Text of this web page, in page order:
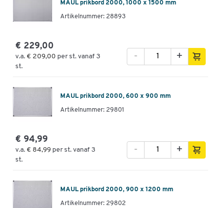
MAUL prikbord 2000, 1000 x 1500 mm
Artikelnummer: 28893
€ 229,00
v.a. € 209,00 per st. vanaf 3
st.
+
-
MAUL prikbord 2000, 600 x 900 mm
Artikelnummer: 29801
€ 94,99
v.a. € 84,99 per st. vanaf 3
st.
+
-
MAUL prikbord 2000, 900 x 1200 mm
Artikelnummer: 29802